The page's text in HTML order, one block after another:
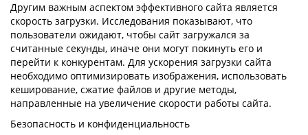
Другим важным аспектом эффективного сайта является
скорость загрузки. Исследования показывают, что
пользователи ожидают, чтобы сайт загружался за
считанные секунды, иначе они могут покинуть его и
перейти к конкурентам. Для ускорения загрузки сайта
необходимо оптимизировать изображения, использовать
кеширование, сжатие файлов и другие методы,
направленные на увеличение скорости работы сайта.
Безопасность и конфиденциальность